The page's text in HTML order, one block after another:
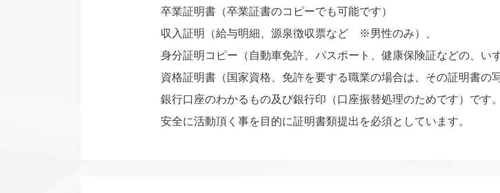
卒業証明書（卒業証書のコピーでも可能です）
収入証明（給与明細、源泉徴収票など ※男性のみ）、
身分証明コピー（自動車免許、パスポート、健康保険証などの、い
資格証明書（国家資格、免許を要する職業の場合は、その証明書の写
銀行口座のわかるもの及び銀行印（口座振替処理のためです）です
安全に活動頂く事を目的に証明書類提出を必須としています。